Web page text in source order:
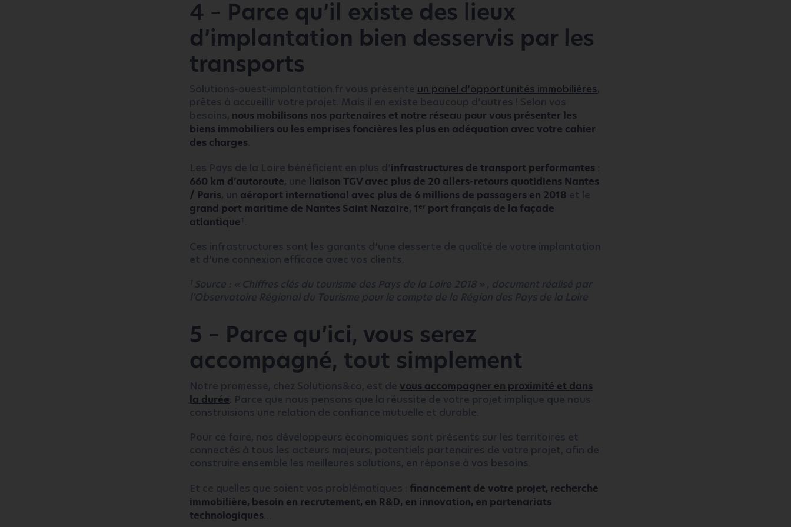
4 – Parce qu’il existe des lieux
d’implantation bien desservis par les
transports
Solutions-ouest-implantation.fr vous présente un panel d’opportunités immobilières,
prêtes à accueillir votre projet. Mais il en existe beaucoup d’autres ! Selon vos
besoins, nous mobilisons nos partenaires et notre réseau pour vous présenter les
biens immobiliers ou les emprises foncières les plus en adéquation avec votre cahier
des charges
Les Pays de la Loire bénéficient en plus d’infrastructures de transport performantes
660 km d’autoroute, une liaison TGV avec plus de 20 allers-retours quotidiens Nantes
/ Paris, un aéroport international avec plus de 6 millions de passagers en 2018 et le
grand port maritime de Nantes Saint Nazaire, 1er port français de la façade
atlantique 1
Ces infrastructures sont les garants d’une desserte de qualité de votre implantation
et d’une connexion efficace avec vos clients.
1 Source : « Chiffres clés du tourisme des Pays de la Loire 2018 » , document réalisé par
l’Observatoire Régional du Tourisme pour le compte de la Région des Pays de la Loire
5 – Parce qu’ici, vous serez
accompagné, tout simplement
Notre promesse, chez Solutions&co, est de vous accompagner en proximité et dans
la durée . Parce que nous pensons que la réussite de votre projet implique que nous
construisions une relation de confiance mutuelle et durable.
Pour ce faire, nos développeurs économiques sont présents sur les territoires et
connectés à tous les acteurs majeurs, potentiels partenaires de votre projet, afin de
construire ensemble les meilleures solutions, en réponse à vos besoins.
Et ce quelles que soient vos problématiques : financement de votre projet, recherche
immobilière, besoin en recrutement, en R&D, en innovation, en partenariats
technologiques